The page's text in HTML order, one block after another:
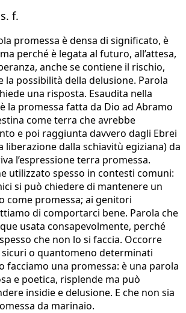
f.
promessa è densa di significato, è
perché è legata al futuro, all’attesa,
anche se contiene il rischio,
la possibilità della delusione. Parola
una risposta. Esaudita nella
la promessa fatta da Dio ad Abramo
come terra che avrebbe
e poi raggiunta davvero dagli Ebrei
liberazione dalla schiavitù egiziana) da
l’espressione terra promessa.
utilizzato spesso in contesti comuni:
si può chiedere di mantenere un
come promessa; ai genitori
di comportarci bene. Parola che
usata consapevolmente, perché
che non lo si faccia. Occorre
sicuri o quantomeno determinati
facciamo una promessa: è una parola
e poetica, risplende ma può
insidie e delusione. E che non sia
da marinaio.